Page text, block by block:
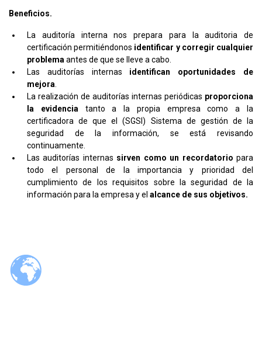
Beneficios.
La auditoría interna nos prepara para la auditoria de
certificación permitiéndonos identificar y corregir cualquier
problemaantes de que se lleve a cabo.
Las auditorías internas identifican oportunidades de
mejora.
La realización de auditorías internas periódicas proporciona
la evidenciatanto a la propia empresa como a la
certificadora de que el (SGSI) Sistema de gestión de la
seguridad de la información, se está revisando
continuamente.
Las auditorías internas sirven como un recordatorio para
todo el personal de la importancia y prioridad del
cumplimiento de los requisitos sobre la seguridad de la
información para la empresa y el alcance de sus objetivos.